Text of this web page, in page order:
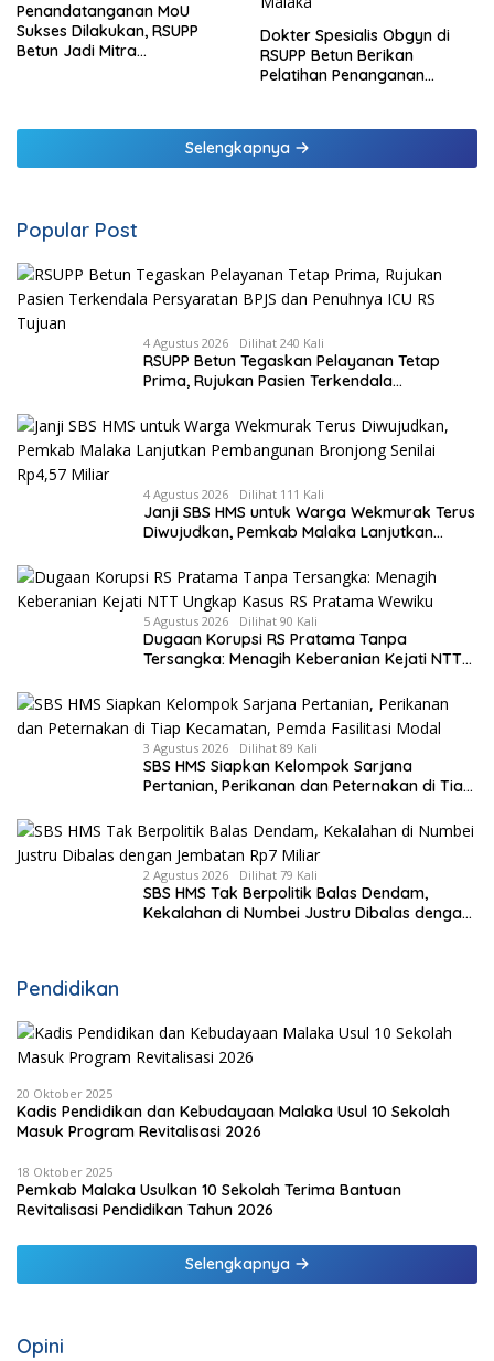
Penandatanganan MoU
Sukses Dilakukan, RSUPP
Betun Jadi Mitra
Dokter Spesialis Obgyn di
RSUPP Betun Berikan
Pelatihan Penanganan
Malaka
Selengkapnya
Popular Post
4 Agustus 2026 Dilihat 240 Kali
RSUPP Betun Tegaskan Pelayanan Tetap
Prima, Rujukan Pasien Terkendala
Tujuan
4 Agustus 2026 Dilihat 111 Kali
Janji SBS HMS untuk Warga Wekmurak Terus
Diwujudkan, Pemkab Malaka Lanjutkan
5 Agustus 2026 Dilihat 90 Kali
Dugaan Korupsi RS Pratama Tanpa
Tersangka: Menagih Keberanian Kejati NTT
3 Agustus 2026 Dilihat 89 Kali
SBS HMS Siapkan Kelompok Sarjana
Pertanian, Perikanan dan Peternakan di Tiap
2 Agustus 2026 Dilihat 79 Kali
SBS HMS Tak Berpolitik Balas Dendam,
Kekalahan di Numbei Justru Dibalas dengan
Pendidikan
20 Oktober 2025
Kadis Pendidikan dan Kebudayaan Malaka Usul 10 Sekolah
Masuk Program Revitalisasi 2026
18 Oktober 2025
Pemkab Malaka Usulkan 10 Sekolah Terima Bantuan
Revitalisasi Pendidikan Tahun 2026
Selengkapnya
Opini